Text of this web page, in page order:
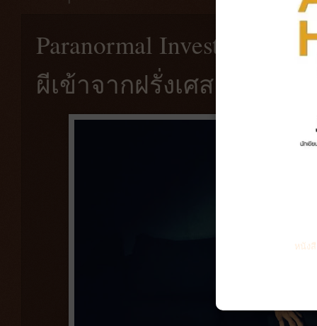
Paranormal
ผีเข้าจากฝรั่งเศส
หนัง